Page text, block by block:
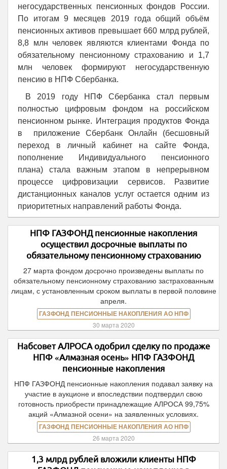
негосударственных пенсионных фондов России.
По итогам 9 месяцев 2019 года общий объём
пенсионных активов превышает 660 млрд рублей,
8,8 млн человек являются клиентами Фонда по
обязательному пенсионному страхованию и 1,7
млн человек формируют негосударственную
пенсию в НПФ Сбербанка.
В 2019 году НПФ Сбербанка стал первым
полностью цифровым фондом на российском
пенсионном рынке. Интеграция продуктов Фонда
в приложение Сбербанк Онлайн (бесшовный
переход в личный кабинет на сайте Фонда,
пополнение Индивидуального пенсионного
плана) стала важным этапом в непрерывном
процессе цифровизации сервисов. Развитие
дистанционных каналов услуг остается одним из
приоритетных направлений работы Фонда.
НПФ ГАЗФОНД пенсионные накопления
осуществил досрочные выплаты по
обязательному пенсионному страхованию
27 марта фондом досрочно произведены выплаты по
обязательному пенсионному страхованию застрахованным
лицам, с установленным сроком выплаты в первой половине
апреля.
ГАЗФОНД ПЕНСИОННЫЕ НАКОПЛЕНИЯ АО НПФ
30 марта 2020
Набсовет АЛРОСА одобрил сделку по продаже
НПФ «Алмазная осень» НПФ ГАЗФОНД
пенсионные накопления
НПФ ГАЗФОНД пенсионные накопления подавал заявку на
участие в аукционе и впоследствии подтвердил свою
готовность приобрести принадлежащие АЛРОСА 99,75%
акций «Алмазной осени» на заявленных условиях.
ГАЗФОНД ПЕНСИОННЫЕ НАКОПЛЕНИЯ АО НПФ
26 марта 2020
1,3 млрд рублей вложили клиенты НПФ